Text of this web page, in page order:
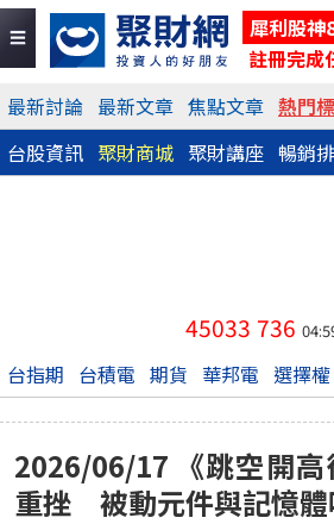
犀利股神
註冊完成
最新討論 最新文章 焦點文章 熱門
台股資訊 聚財商城 聚財講座 暢銷
45033 736
台指期 台積電 期貨 華邦電 選擇權
2026/06/17 《跳空開高
重挫 被動元件與記憶體